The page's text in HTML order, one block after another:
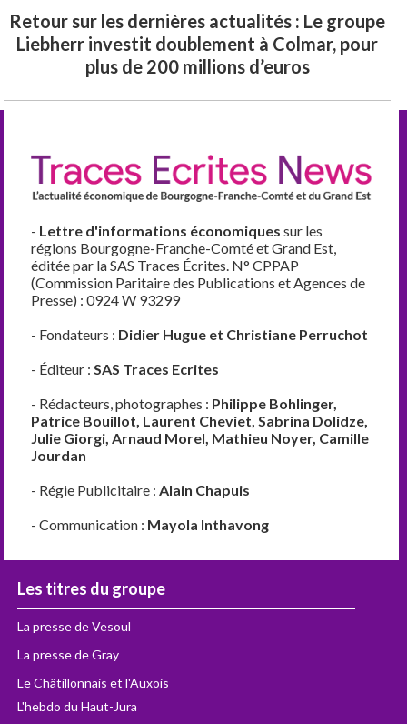
Retour sur les dernières actualités : Le groupe
Liebherr investit doublement à Colmar, pour
plus de 200 millions d’euros
- Lettre d'informations économiques sur les
régions Bourgogne-Franche-Comté et Grand Est,
éditée par la SAS Traces Écrites. N° CPPAP
(Commission Paritaire des Publications et Agences de
Presse) : 0924 W 93299
- Fondateurs : Didier Hugue et Christiane Perruchot
- Éditeur :SAS Traces Ecrites
- Rédacteurs, photographes : Philippe Bohlinger,
Patrice Bouillot, Laurent Cheviet, Sabrina Dolidze,
Julie Giorgi, Arnaud Morel, Mathieu Noyer, Camille
Jourdan
- Régie Publicitaire :Alain Chapuis
- Communication : Mayola Inthavong
Les titres du groupe
La presse de Vesoul
La presse de Gray
Le Châtillonnais et l'Auxois
L'hebdo du Haut-Jura